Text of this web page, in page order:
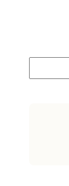
尋